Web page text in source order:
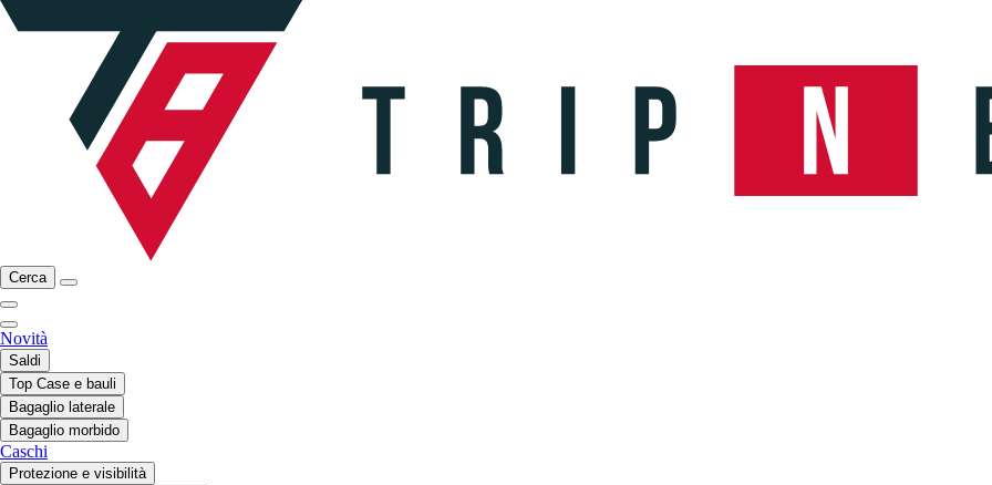
Cerca
Novità
Saldi
Top Case e bauli
Bagaglio laterale
Bagaglio morbido
Caschi
Protezione e visibilità